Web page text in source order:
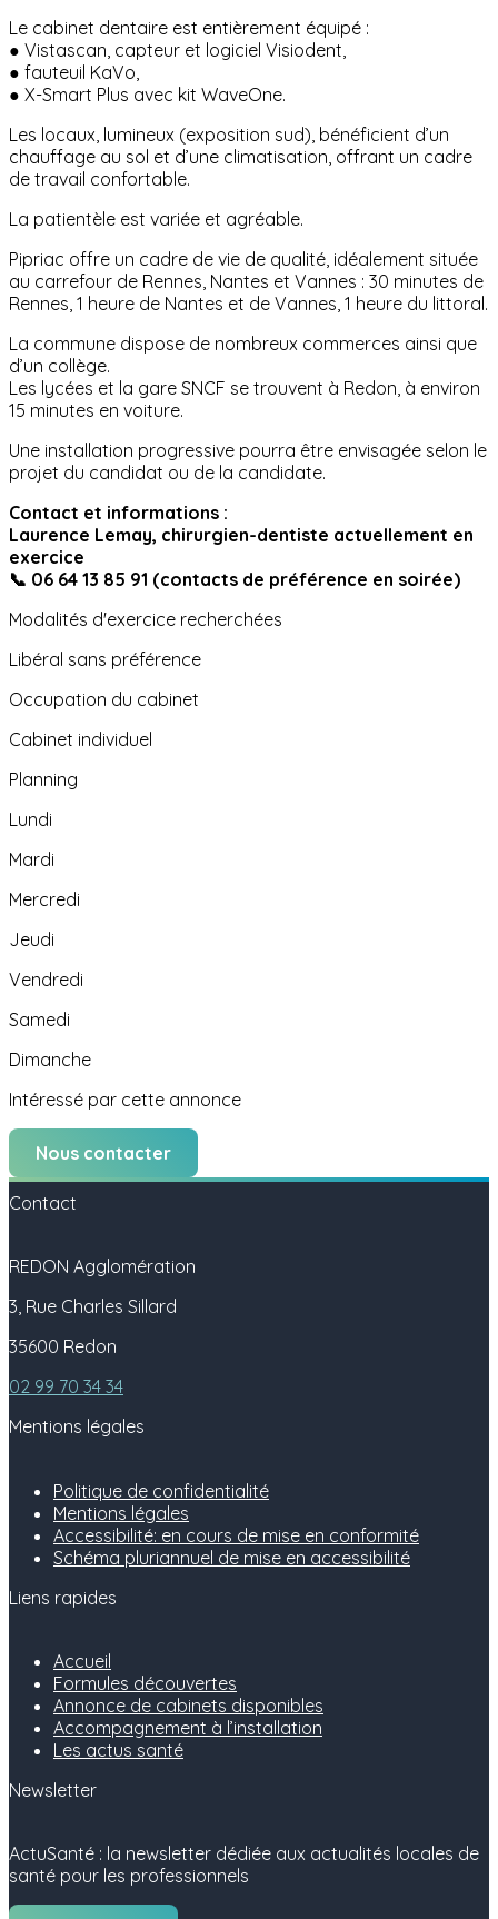
Le cabinet dentaire est entièrement équipé :
● Vistascan, capteur et logiciel Visiodent,
● fauteuil KaVo,
● X-Smart Plus avec kit WaveOne.
Les locaux, lumineux (exposition sud), bénéficient d’un
chauffage au sol et d’une climatisation, offrant un cadre
de travail confortable.
La patientèle est variée et agréable.
Pipriac offre un cadre de vie de qualité, idéalement située
au carrefour de Rennes, Nantes et Vannes : 30 minutes de
Rennes, 1 heure de Nantes et de Vannes, 1 heure du littoral.
La commune dispose de nombreux commerces ainsi que
d’un collège.
Les lycées et la gare SNCF se trouvent à Redon, à environ
15 minutes en voiture.
Une installation progressive pourra être envisagée selon le
projet du candidat ou de la candidate.
Contact et informations :
Laurence Lemay, chirurgien-dentiste actuellement en
exercice
📞 06 64 13 85 91 (contacts de préférence en soirée)
Modalités d'exercice recherchées
Libéral sans préférence
Occupation du cabinet
Cabinet individuel
Planning
Lundi
Mardi
Mercredi
Jeudi
Vendredi
Samedi
Dimanche
Intéressé par cette annonce
Nous contacter
Contact
REDON Agglomération
3, Rue Charles Sillard
35600 Redon
02 99 70 34 34
Mentions légales
Politique de confidentialité
Mentions légales
Accessibilité: en cours de mise en conformité
Schéma pluriannuel de mise en accessibilité
Liens rapides
Accueil
Formules découvertes
Annonce de cabinets disponibles
Accompagnement à l’installation
Les actus santé
Newsletter
ActuSanté : la newsletter dédiée aux actualités locales de
santé pour les professionnels